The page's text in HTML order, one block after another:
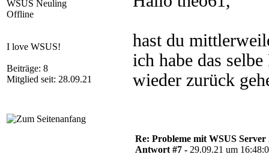
WSUS Neuling
Offline
I love WSUS!
Beiträge: 8
Mitglied seit: 28.09.21
hast du
ich habe das
wieder zurück
Re: Probleme mit WSUS Server
Antwort #7 - 29.09.21 um